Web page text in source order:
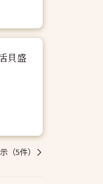
貝盛
（5件）